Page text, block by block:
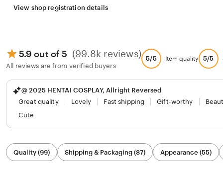
View shop registration details
5.9 out of 5 (99.8k reviews)
All reviews are from verified buyers
5/5 Item quality 5/5
@ 2025 HENTAI COSPLAY, Allright Reversed
Great quality
Lovely Fast shipping Gift-worthy
Cute
Filter
by
category
Quality (99) Shipping & Packaging (87) Appearance (55)